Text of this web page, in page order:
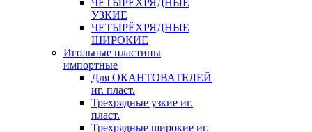
ЧЕТЫРЁХРЯДНЫЕ
УЗКИЕ
ЧЕТЫРЁХРЯДНЫЕ
ШИРОКИЕ
Игольные пластины
импортные
Для ОКАНТОВАТЕЛЕЙ
иг. пласт.
Трехрядные узкие иг.
пласт.
Трехрядные широкие иг.